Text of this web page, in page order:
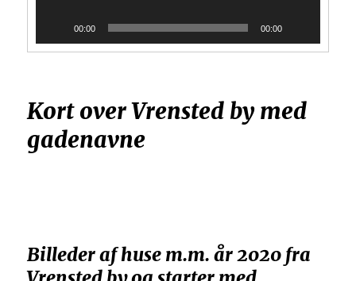
00:00 00:00
Kort over Vrensted by med
gadenavne
Billeder af huse m.m. år 2020 fra